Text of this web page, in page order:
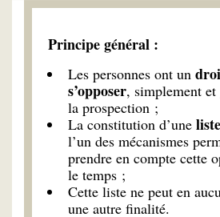
Principe général :
Les personnes ont un
s’opposer, simplement
la prospection ;
La constitution d’une
l’un des mécanismes
prendre en compte cette
le temps ;
Cette liste ne peut en
une autre finalité.